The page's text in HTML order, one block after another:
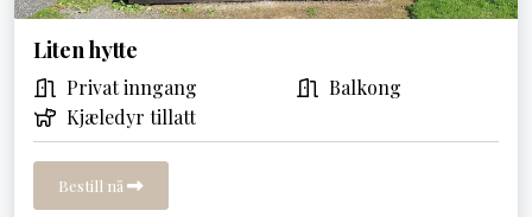
Liten hytte
Privat inngang
Balkong
Kjæledyr tillatt
Bestill nå